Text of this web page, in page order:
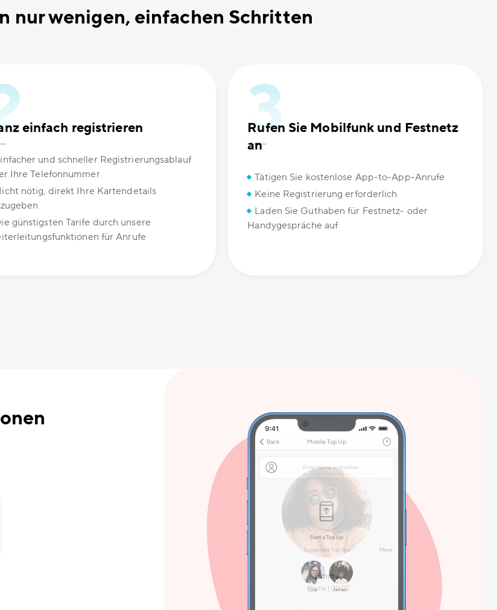
nur wenigen, einfachen Schritten
einfach registrieren
und schneller Registrierungsablauf
Ihre Telefonnummer
nötig, direkt Ihre Kartendetails
günstigsten Tarife durch unsere
für Anrufe
Rufen Sie Mobilfunk und Festnetz
an
Tätigen Sie kostenlose App-to-App-Anrufe
Keine Registrierung erforderlich
Laden Sie Guthaben für Festnetz- oder
Handygespräche auf